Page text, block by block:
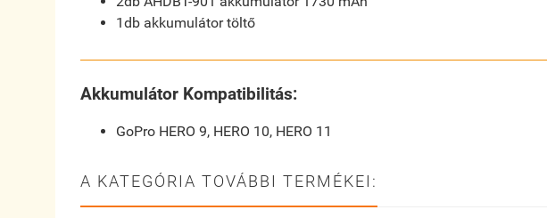
1db akkumulátor töltő
Akkumulátor Kompatibilitás:
GoPro HERO 9, HERO 10, HERO 11
A KATEGÓRIA TOVÁBBI TERMÉKEI: